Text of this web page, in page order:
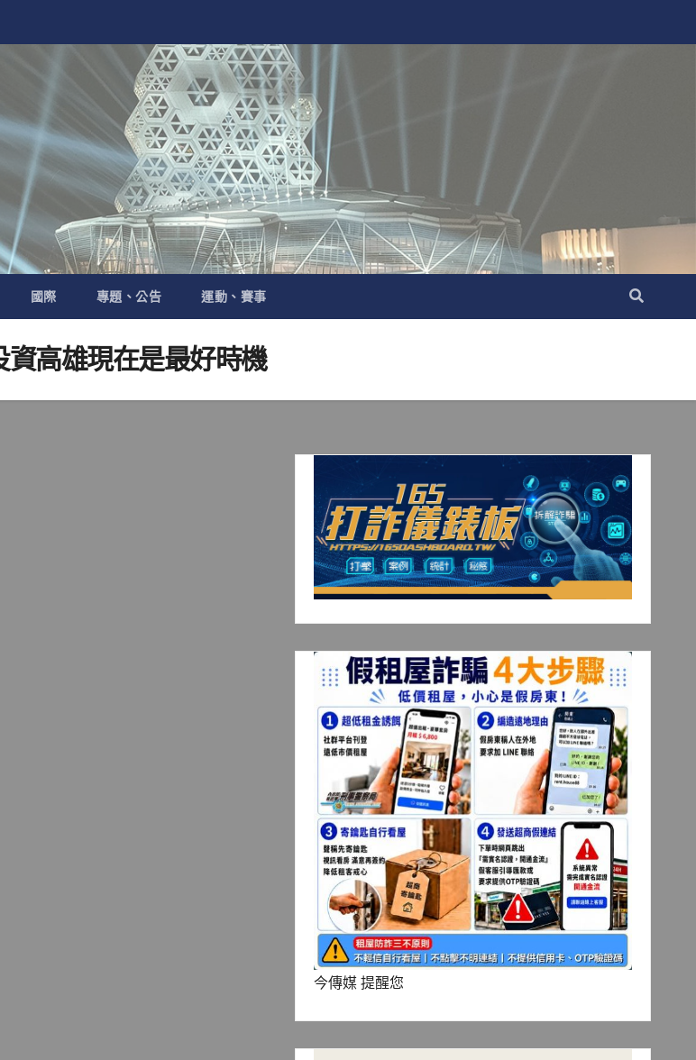
國際 專題、公告 運動、賽事
高雄現在是最好時機
今傳媒 提醒您